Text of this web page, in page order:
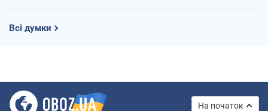
Всі думки
На початок